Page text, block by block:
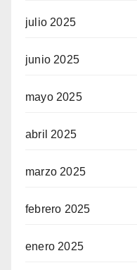
julio 2025
junio 2025
mayo 2025
abril 2025
marzo 2025
febrero 2025
enero 2025